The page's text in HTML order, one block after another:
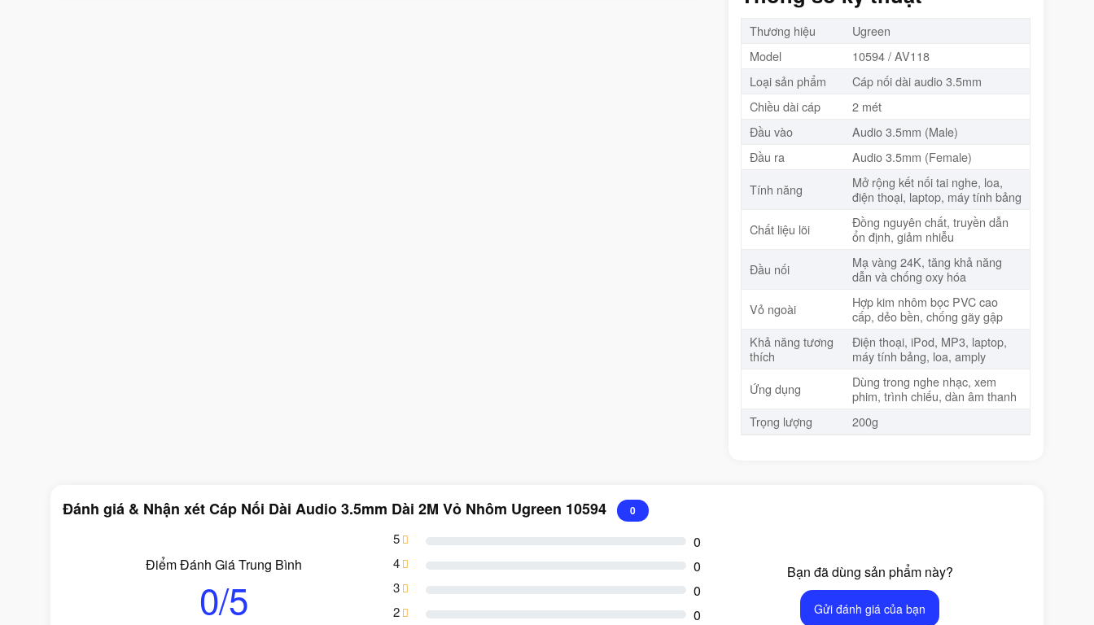
Thương hiệu
Ugreen
Model
10594 / AV118
Loại sản phẩm
Cáp nối dài audio 3.5mm
Chiều dài cáp
2 mét
Đầu vào
Audio 3.5mm (Male)
Đầu ra
Audio 3.5mm (Female)
Tính năng
Mở rộng kết nối tai nghe, loa,
điện thoại, laptop, máy tính bảng
Chất liệu lõi
Đồng nguyên chất, truyền dẫn
ổn định, giảm nhiễu
Đầu nối
Mạ vàng 24K, tăng khả năng
dẫn và chống oxy hóa
Vỏ ngoài
Hợp kim nhôm bọc PVC cao
cấp, dẻo bền, chống gãy gập
Khả năng tương
thích
Điện thoại, iPod, MP3, laptop,
máy tính bảng, loa, amply
Ứng dụng
Dùng trong nghe nhạc, xem
phim, trình chiếu, dàn âm thanh
Trọng lượng
200g
Đánh giá & Nhận xét Cáp Nối Dài Audio 3.5mm Dài 2M Vỏ Nhôm Ugreen 10594 0
Điểm Đánh Giá Trung Bình
0/5
5 0
4 0
3 0
2 0
Bạn đã dùng sản phẩm này?
Gửi đánh giá của bạn